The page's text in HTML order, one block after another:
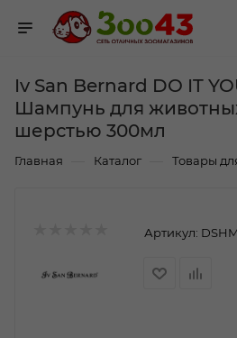
Iv San Bernard DO IT
Шампунь для
шерстью 300мл
Главная Каталог Товары
Артикул: